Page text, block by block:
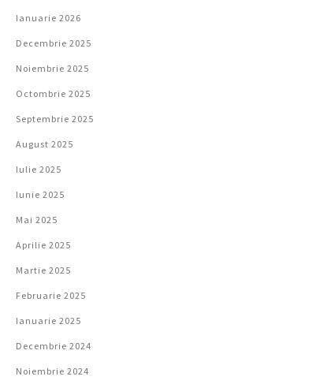
Ianuarie 2026
Decembrie 2025
Noiembrie 2025
Octombrie 2025
Septembrie 2025
August 2025
Iulie 2025
Iunie 2025
Mai 2025
Aprilie 2025
Martie 2025
Februarie 2025
Ianuarie 2025
Decembrie 2024
Noiembrie 2024